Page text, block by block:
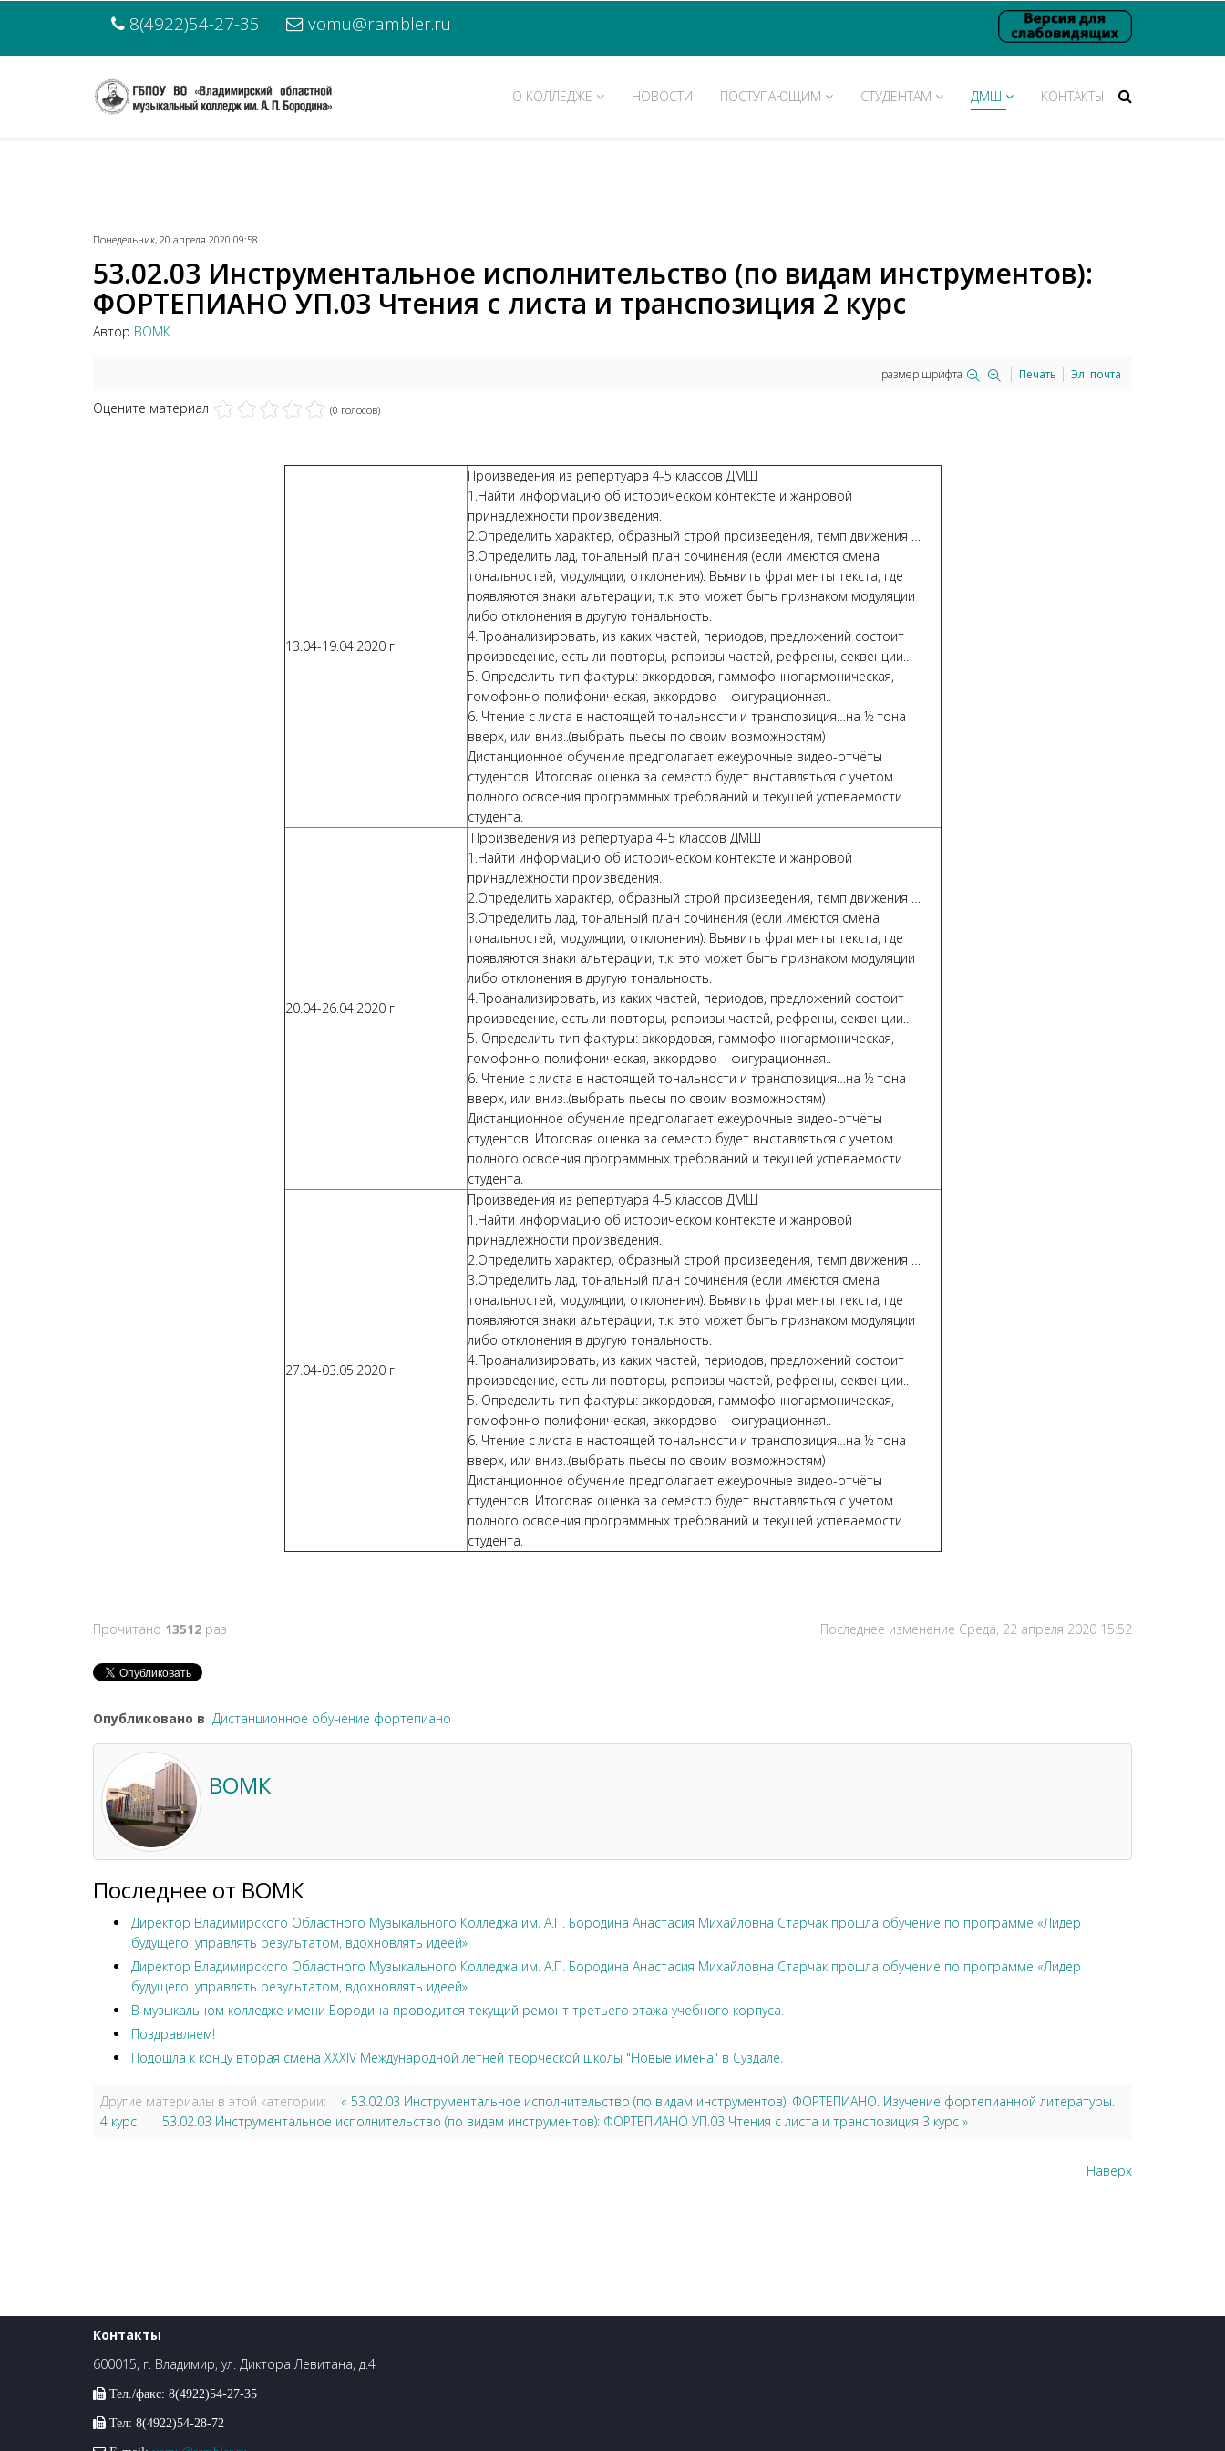
8(4922)54-27-35 vomu@rambler.ru
О КОЛЛЕДЖЕ НОВОСТИ ПОСТУПАЮЩИМ СТУДЕНТАМ ДМШ КОНТАКТЫ
Понедельник, 20 апреля 2020 09:58
53.02.03 Инструментальное исполнительство (по видам инструментов):
ФОРТЕПИАНО УП.03 Чтения с листа и транспозиция 2 курс
Автор ВОМК
размер шрифта Печать Эл. почта
Оцените материал (0 голосов)
13.04-19.04.2020 г.
Произведения из репертуара 4-5 классов ДМШ
1.Найти информацию об историческом контексте и жанровой
принадлежности произведения.
2.Определить характер, образный строй произведения, темп движения …
3.Определить лад, тональный план сочинения (если имеются смена
тональностей, модуляции, отклонения). Выявить фрагменты текста, где
появляются знаки альтерации, т.к. это может быть признаком модуляции
либо отклонения в другую тональность.
4.Проанализировать, из каких частей, периодов, предложений состоит
произведение, есть ли повторы, репризы частей, рефрены, секвенции..
5. Определить тип фактуры: аккордовая, гаммофонногармоническая,
гомофонно-полифоническая, аккордово – фигурационная..
6. Чтение с листа в настоящей тональности и транспозиция…на ½ тона
вверх, или вниз..(выбрать пьесы по своим возможностям)
Дистанционное обучение предполагает ежеурочные видео-отчёты
студентов. Итоговая оценка за семестр будет выставляться с учетом
полного освоения программных требований и текущей успеваемости
студента.
20.04-26.04.2020 г.
Произведения из репертуара 4-5 классов ДМШ
1.Найти информацию об историческом контексте и жанровой
принадлежности произведения.
2.Определить характер, образный строй произведения, темп движения …
3.Определить лад, тональный план сочинения (если имеются смена
тональностей, модуляции, отклонения). Выявить фрагменты текста, где
появляются знаки альтерации, т.к. это может быть признаком модуляции
либо отклонения в другую тональность.
4.Проанализировать, из каких частей, периодов, предложений состоит
произведение, есть ли повторы, репризы частей, рефрены, секвенции..
5. Определить тип фактуры: аккордовая, гаммофонногармоническая,
гомофонно-полифоническая, аккордово – фигурационная..
6. Чтение с листа в настоящей тональности и транспозиция…на ½ тона
вверх, или вниз..(выбрать пьесы по своим возможностям)
Дистанционное обучение предполагает ежеурочные видео-отчёты
студентов. Итоговая оценка за семестр будет выставляться с учетом
полного освоения программных требований и текущей успеваемости
студента.
27.04-03.05.2020 г.
Произведения из репертуара 4-5 классов ДМШ
1.Найти информацию об историческом контексте и жанровой
принадлежности произведения.
2.Определить характер, образный строй произведения, темп движения …
3.Определить лад, тональный план сочинения (если имеются смена
тональностей, модуляции, отклонения). Выявить фрагменты текста, где
появляются знаки альтерации, т.к. это может быть признаком модуляции
либо отклонения в другую тональность.
4.Проанализировать, из каких частей, периодов, предложений состоит
произведение, есть ли повторы, репризы частей, рефрены, секвенции..
5. Определить тип фактуры: аккордовая, гаммофонногармоническая,
гомофонно-полифоническая, аккордово – фигурационная..
6. Чтение с листа в настоящей тональности и транспозиция…на ½ тона
вверх, или вниз..(выбрать пьесы по своим возможностям)
Дистанционное обучение предполагает ежеурочные видео-отчёты
студентов. Итоговая оценка за семестр будет выставляться с учетом
полного освоения программных требований и текущей успеваемости
студента.
Прочитано 13512 раз Последнее изменение Среда, 22 апреля 2020 15:52
Опубликовано в Дистанционное обучение фортепиано
ВОМК
Последнее от ВОМК
Директор Владимирского Областного Музыкального Колледжа им. А.П. Бородина Анастасия Михайловна Старчак прошла обучение по программе «Лидер
будущего: управлять результатом, вдохновлять идеей»
Директор Владимирского Областного Музыкального Колледжа им. А.П. Бородина Анастасия Михайловна Старчак прошла обучение по программе «Лидер
будущего: управлять результатом, вдохновлять идеей»
В музыкальном колледже имени Бородина проводится текущий ремонт третьего этажа учебного корпуса.
Поздравляем!
Подошла к концу вторая смена XXXIV Международной летней творческой школы "Новые имена" в Суздале.
Другие материалы в этой категории:
« 53.02.03 Инструментальное исполнительство (по видам инструментов): ФОРТЕПИАНО. Изучение фортепианной литературы.
4 курс
53.02.03 Инструментальное исполнительство (по видам инструментов): ФОРТЕПИАНО УП.03 Чтения с листа и транспозиция 3 курс »
Наверх
Контакты
600015, г. Владимир, ул. Диктора Левитана, д.4
Тел./факс: 8(4922)54-27-35
Тел: 8(4922)54-28-72